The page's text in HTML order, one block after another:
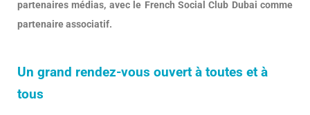
partenaires médias, avec le French Social Club Dubai comme
partenaire associatif.
Un grand rendez-vous ouvert à toutes et à
tous